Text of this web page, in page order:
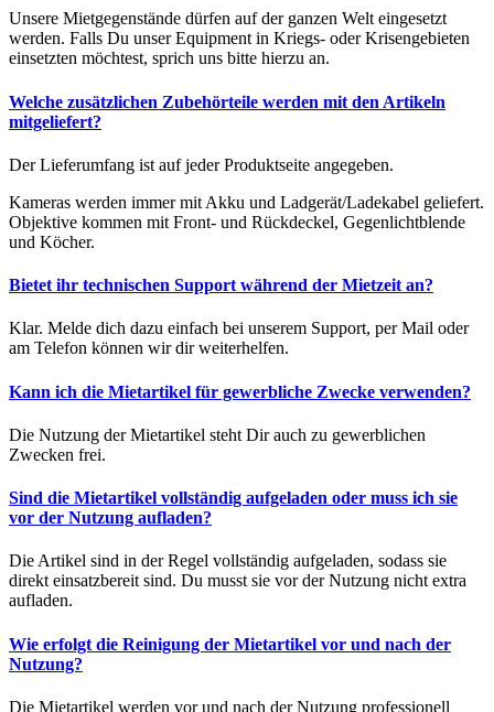
Unsere Mietgegenstände dürfen auf der ganzen Welt eingesetzt
werden. Falls Du unser Equipment in Kriegs- oder Krisengebieten
einsetzten möchtest, sprich uns bitte hierzu an.
Welche zusätzlichen Zubehörteile werden mit den Artikeln
mitgeliefert?
Der Lieferumfang ist auf jeder Produktseite angegeben.
Kameras werden immer mit Akku und Ladgerät/Ladekabel geliefert.
Objektive kommen mit Front- und Rückdeckel, Gegenlichtblende
und Köcher.
Bietet ihr technischen Support während der Mietzeit an?
Klar. Melde dich dazu einfach bei unserem Support, per Mail oder
am Telefon können wir dir weiterhelfen.
Kann ich die Mietartikel für gewerbliche Zwecke verwenden?
Die Nutzung der Mietartikel steht Dir auch zu gewerblichen
Zwecken frei.
Sind die Mietartikel vollständig aufgeladen oder muss ich sie
vor der Nutzung aufladen?
Die Artikel sind in der Regel vollständig aufgeladen, sodass sie
direkt einsatzbereit sind. Du musst sie vor der Nutzung nicht extra
aufladen.
Wie erfolgt die Reinigung der Mietartikel vor und nach der
Nutzung?
Die Mietartikel werden vor und nach der Nutzung professionell